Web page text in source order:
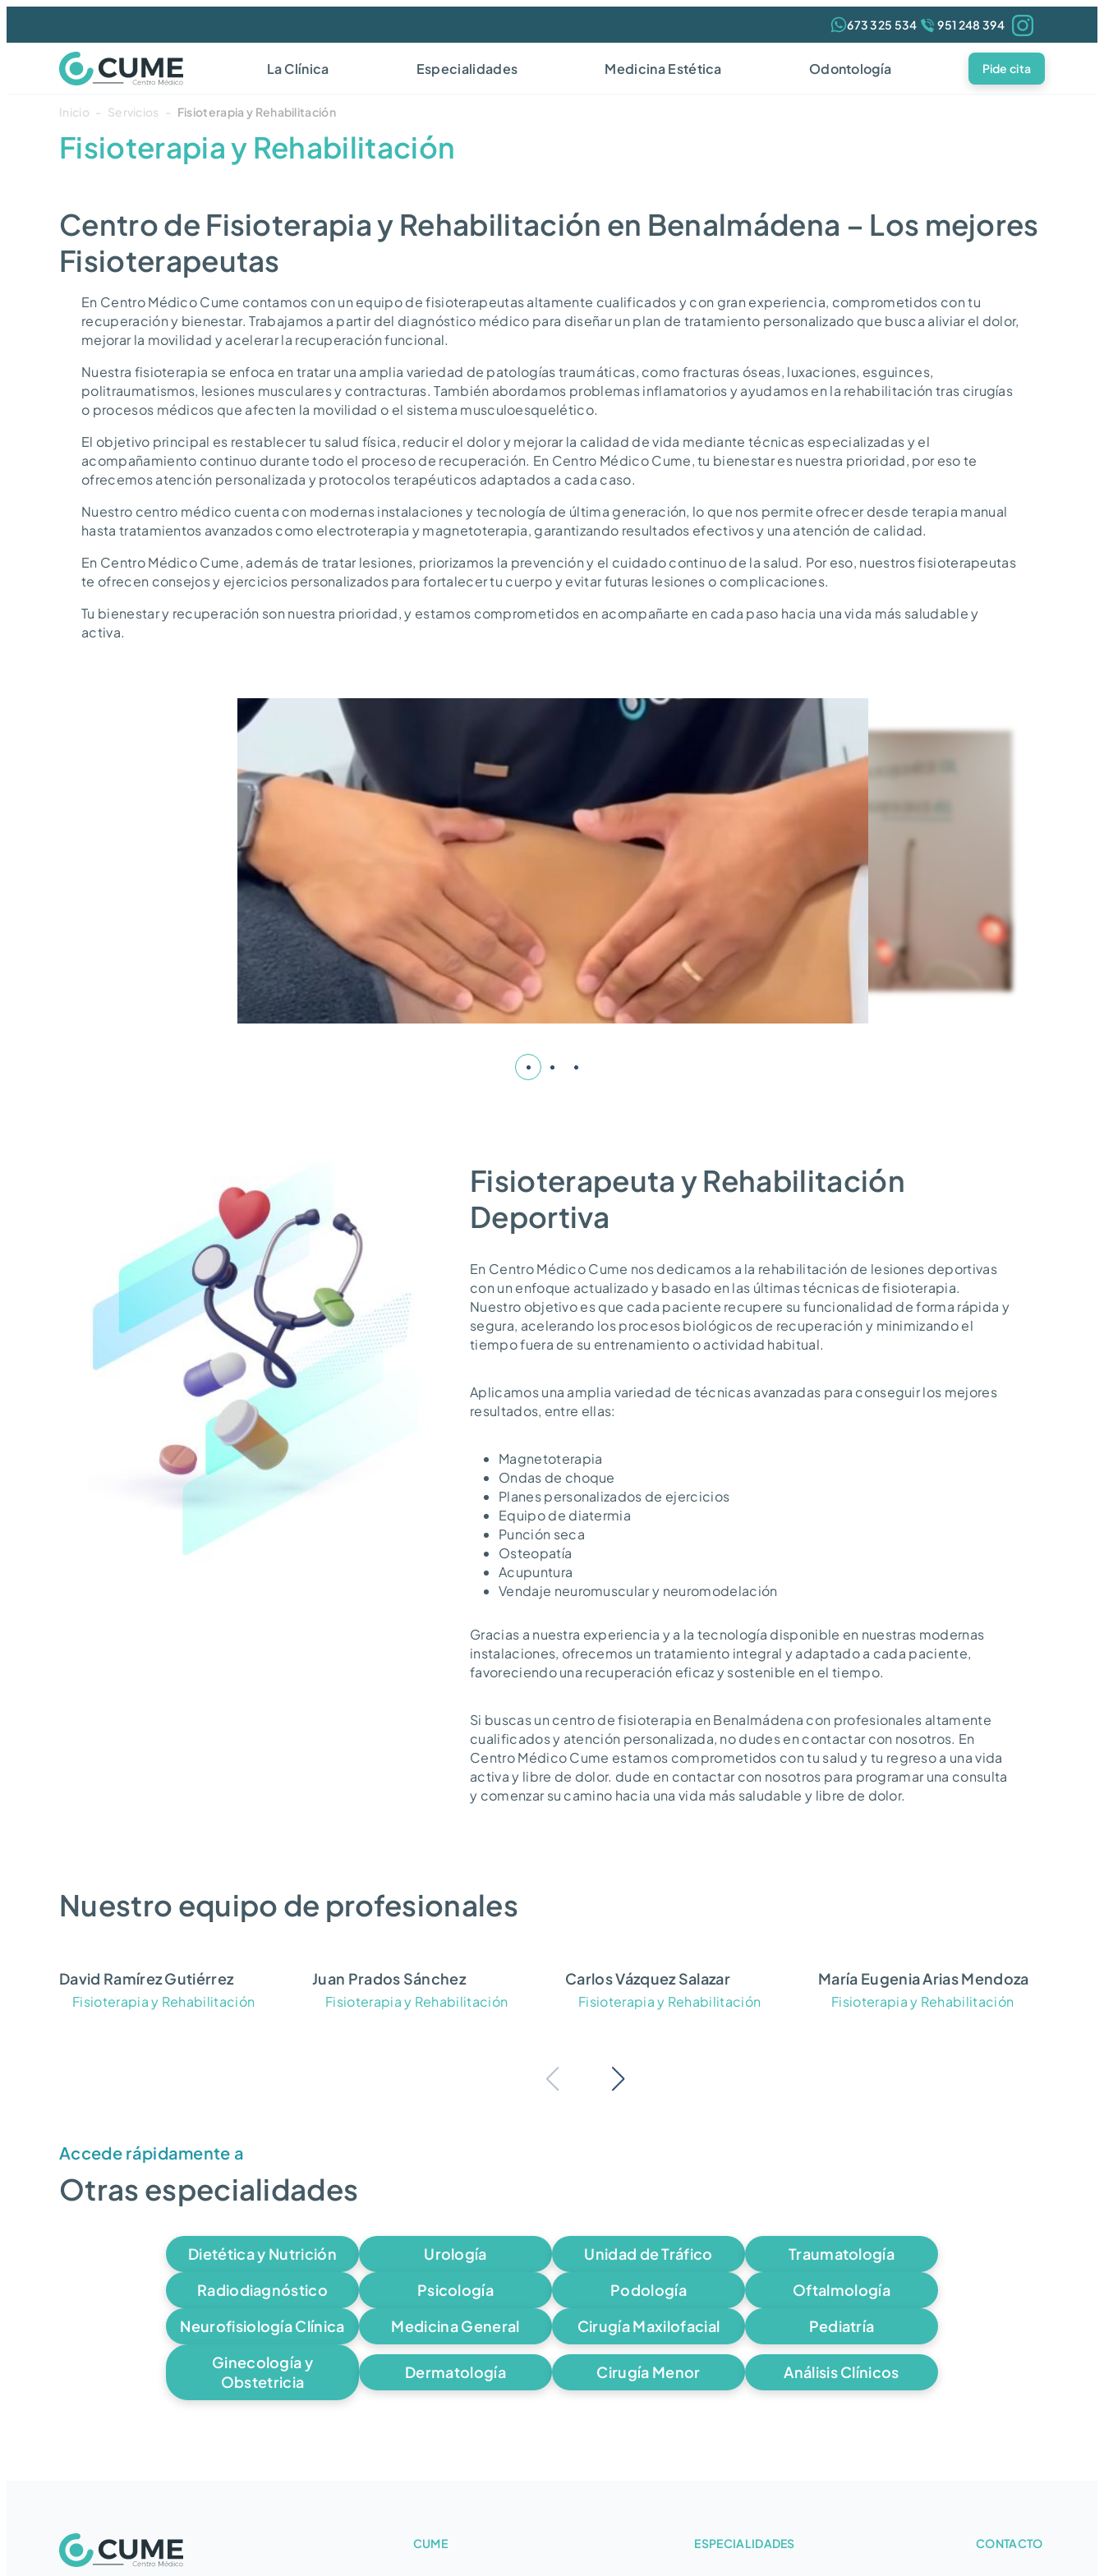
673 325 534 951 248 394
La Clínica Especialidades Medicina Estética Odontología Pide cita
Inicio - Servicios - Fisioterapia y Rehabilitación
Fisioterapia y Rehabilitación
Centro de Fisioterapia y Rehabilitación en Benalmádena – Los mejores
Fisioterapeutas
En Centro Médico Cume contamos con un equipo de fisioterapeutas altamente cualificados y con gran experiencia, comprometidos con tu
recuperación y bienestar. Trabajamos a partir del diagnóstico médico para diseñar un plan de tratamiento personalizado que busca aliviar el dolor,
mejorar la movilidad y acelerar la recuperación funcional.
Nuestra fisioterapia se enfoca en tratar una amplia variedad de patologías traumáticas, como fracturas óseas, luxaciones, esguinces,
politraumatismos, lesiones musculares y contracturas. También abordamos problemas inflamatorios y ayudamos en la rehabilitación tras cirugías
o procesos médicos que afecten la movilidad o el sistema musculoesquelético.
El objetivo principal es restablecer tu salud física, reducir el dolor y mejorar la calidad de vida mediante técnicas especializadas y el
acompañamiento continuo durante todo el proceso de recuperación. En Centro Médico Cume, tu bienestar es nuestra prioridad, por eso te
ofrecemos atención personalizada y protocolos terapéuticos adaptados a cada caso.
Nuestro centro médico cuenta con modernas instalaciones y tecnología de última generación, lo que nos permite ofrecer desde terapia manual
hasta tratamientos avanzados como electroterapia y magnetoterapia, garantizando resultados efectivos y una atención de calidad.
En Centro Médico Cume, además de tratar lesiones, priorizamos la prevención y el cuidado continuo de la salud. Por eso, nuestros fisioterapeutas
te ofrecen consejos y ejercicios personalizados para fortalecer tu cuerpo y evitar futuras lesiones o complicaciones.
Tu bienestar y recuperación son nuestra prioridad, y estamos comprometidos en acompañarte en cada paso hacia una vida más saludable y
activa.
Fisioterapeuta y Rehabilitación
Deportiva
En Centro Médico Cume nos dedicamos a la rehabilitación de lesiones deportivas
con un enfoque actualizado y basado en las últimas técnicas de fisioterapia.
Nuestro objetivo es que cada paciente recupere su funcionalidad de forma rápida y
segura, acelerando los procesos biológicos de recuperación y minimizando el
tiempo fuera de su entrenamiento o actividad habitual.
Aplicamos una amplia variedad de técnicas avanzadas para conseguir los mejores
resultados, entre ellas:
Magnetoterapia
Ondas de choque
Planes personalizados de ejercicios
Equipo de diatermia
Punción seca
Osteopatía
Acupuntura
Vendaje neuromuscular y neuromodelación
Gracias a nuestra experiencia y a la tecnología disponible en nuestras modernas
instalaciones, ofrecemos un tratamiento integral y adaptado a cada paciente,
favoreciendo una recuperación eficaz y sostenible en el tiempo.
Si buscas un centro de fisioterapia en Benalmádena con profesionales altamente
cualificados y atención personalizada, no dudes en contactar con nosotros. En
Centro Médico Cume estamos comprometidos con tu salud y tu regreso a una vida
activa y libre de dolor. dude en contactar con nosotros para programar una consulta
y comenzar su camino hacia una vida más saludable y libre de dolor.
Nuestro equipo de profesionales
David Ramírez Gutiérrez
Fisioterapia y Rehabilitación
Juan Prados Sánchez
Fisioterapia y Rehabilitación
Carlos Vázquez Salazar
Fisioterapia y Rehabilitación
María Eugenia Arias Mendoza
Fisioterapia y Rehabilitación
Accede rápidamente a
Otras especialidades
Dietética y Nutrición Urología Unidad de Tráfico
Traumatología
Radiodiagnóstico
Psicología Podología
Oftalmología
Neurofisiología Clínica
Medicina General Cirugía Maxilofacial
Pediatría
Ginecología y
Obstetricia
Dermatología Cirugía Menor Análisis Clínicos
CUME ESPECIALIDADES CONTACTO